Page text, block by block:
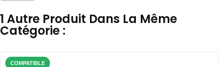
1 Autre Produit Dans La Même
Catégorie :
COMPATIBLE